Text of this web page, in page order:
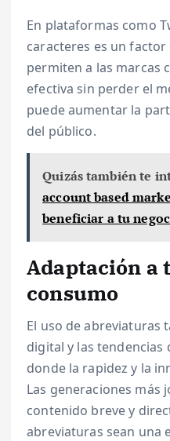
En plataformas como
caracteres es un
permiten a las marcas
efectiva sin perder el
puede aumentar la
del público.
Quizás también te
account based
beneficiar a tu
Adaptación a
consumo
El uso de abreviaturas
digital y las tendencias
donde la rapidez y la
Las generaciones más
contenido breve y
abreviaturas sean una